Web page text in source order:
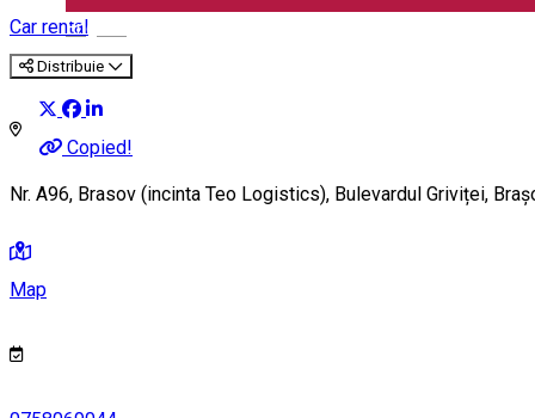
English
Car rental
Distribuie
Copied!
Nr. A96, Brasov (incinta Teo Logistics), Bulevardul Griviței,
Map